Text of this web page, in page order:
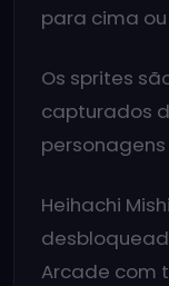
para cima
Os sprites
capturados
Heihachi
Arcade com